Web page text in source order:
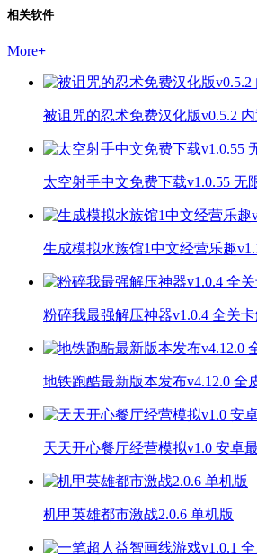
相关软件
More+
被诅咒的忍术免费汉化版v0.5.2
太空射手中文免费下载v1.0.55 无
生成模拟水族馆1中文经营乐趣
粉碎我最强解压神器v1.0.4 全关
地铁跑酷最新版本发布v4.12.0 全
天天开心餐厅经营模拟v1.0 安卓
机甲英雄都市激战2.0.6 单机版